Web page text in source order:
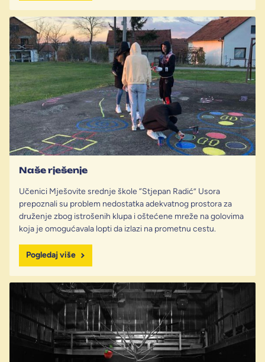
Naše rješenje
Učenici Mješovite srednje škole “Stjepan Radić” Usora
prepoznali su problem nedostatka adekvatnog prostora za
druženje zbog istrošenih klupa i oštećene mreže na golovima
koja je omogućavala lopti da izlazi na prometnu cestu.
Pogledaj više